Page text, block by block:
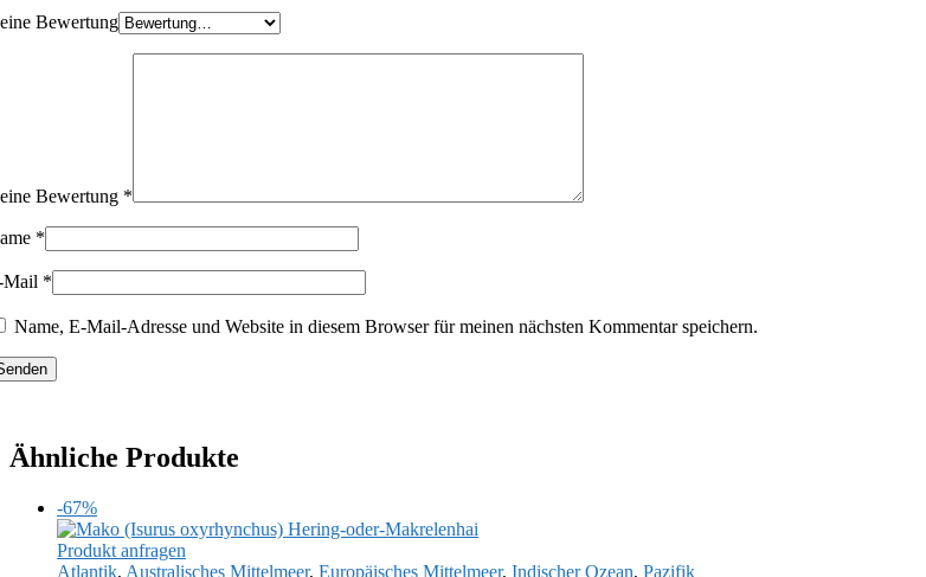
Bewertung
Bewertung *
*
Mail *
Name, E-Mail-Adresse und Website in diesem Browser für meinen nächsten Kommentar speichern.
Ähnliche Produkte
-67%
Produkt anfragen
Atlantik, Australisches Mittelmeer, Europäisches Mittelmeer, Indischer Ozean, Pazifik